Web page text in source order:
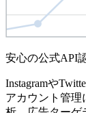
安心の公式API
Instagramや
アカウント管理